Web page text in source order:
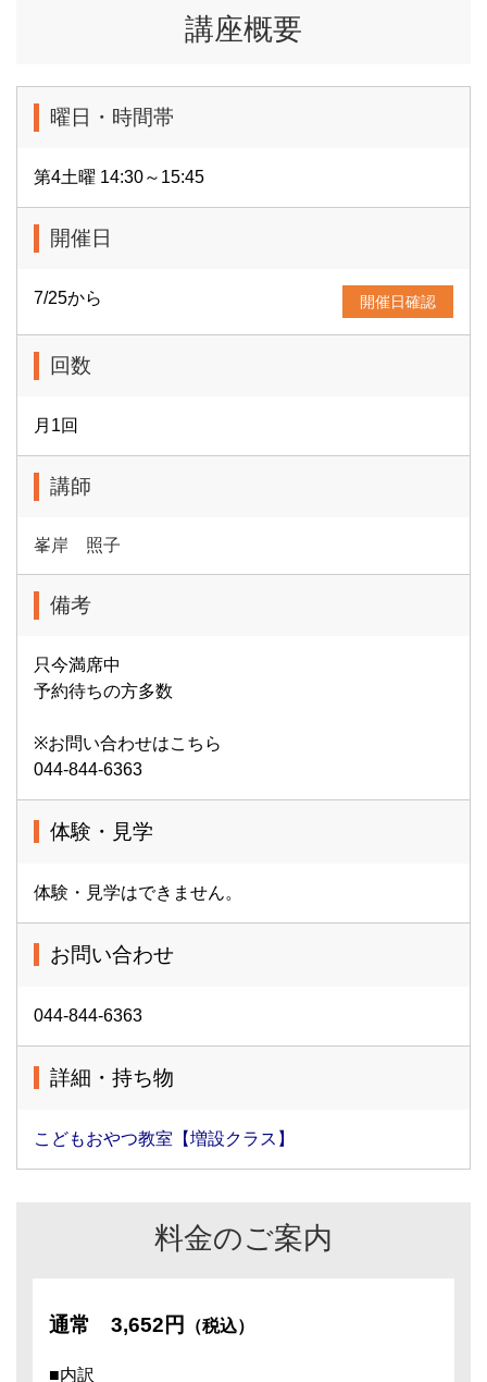
講座概要
曜日・時間帯
第4土曜 14:30～15:45
開催日
7/25から 開催日確認
回数
月1回
講師
峯岸 照子
備考
只今満席中
予約待ちの方多数
※お問い合わせはこちら
044-844-6363
体験・見学
体験・見学はできません。
お問い合わせ
044-844-6363
詳細・持ち物
こどもおやつ教室【増設クラス】
料金のご案内
通常 3,652円 （税込）
■内訳